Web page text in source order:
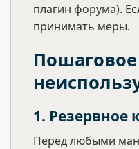
плагин форума).
принимать меры.
1.
Перед любыми